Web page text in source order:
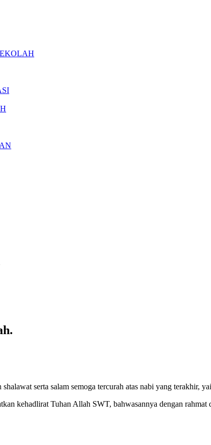
serta salam semoga tercurah atas nabi yang terakhir,
kehadlirat Tuhan Allah SWT, bahwasannya dengan